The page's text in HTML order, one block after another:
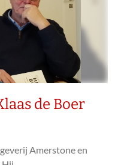
de Boer
Amerstone en